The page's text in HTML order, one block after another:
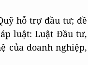
hỗ trợ đầu tư; đề
luật: Luật Đầu tư,
của doanh nghiệp,